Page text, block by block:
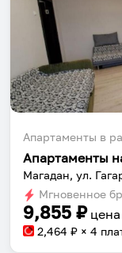
Апартаменты в
Апартаменты
Магадан, ул.
Мгновенное
9,855 ₽ цена
2,464 ₽ × 4